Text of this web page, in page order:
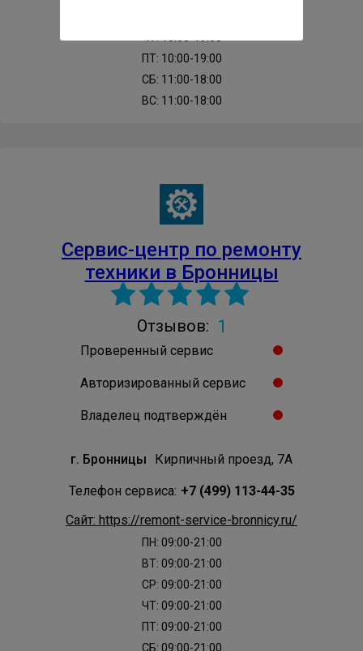
ПТ: 10:00-19:00
СБ: 11:00-18:00
ВС: 11:00-18:00
Сервис-центр по ремонту
техники в Бронницы
Отзывов: 1
Проверенный сервис
Авторизированный сервис
Владелец подтверждён
г. Бронницы Кирпичный проезд, 7А
Телефон сервиса: +7 (499) 113-44-35
Сайт: https://remont-service-bronnicy.ru/
ПН: 09:00-21:00
ВТ: 09:00-21:00
СР: 09:00-21:00
ЧТ: 09:00-21:00
ПТ: 09:00-21:00
СБ: 09:00-21:00